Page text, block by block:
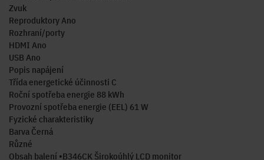
Zvuk
Reproduktory Ano
Rozhraní/porty
HDMI Ano
USB Ano
Popis napájení
Třída energetické účinnosti C
Roční spotřeba energie 88 kWh
Provozní spotřeba energie (EEL) 61 W
Fyzické charakteristiky
Barva Černá
Různé
Obsah balení •B346CK Širokoúhlý LCD monitor